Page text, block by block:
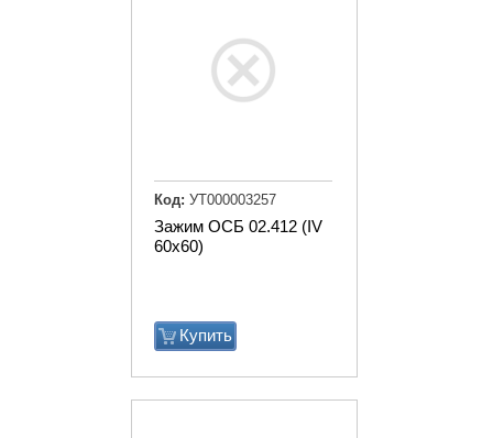
Зажим ОСБ 02.412 (IV
60х60)
Купить
Код: УТ000003257